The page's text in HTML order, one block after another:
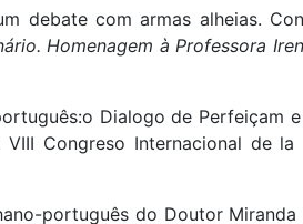
debate com armas alheias.
Homenagem à Professora
Dialogo de Perfeiçam
VIII Congreso Internacional de
português do Doutor Miranda